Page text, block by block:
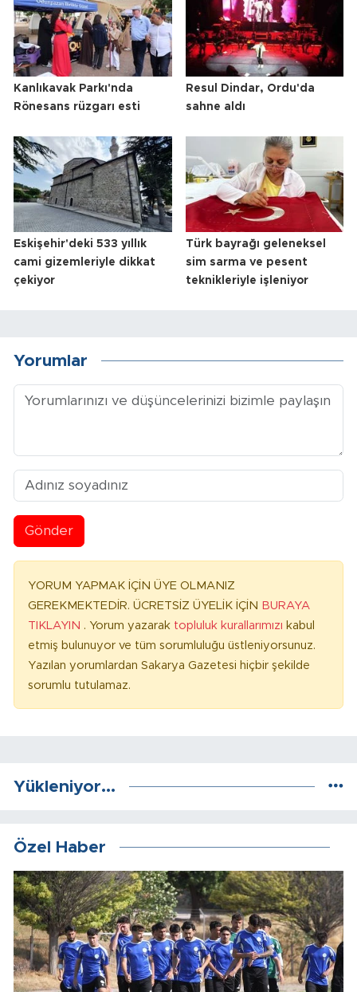
Kanlıkavak Parkı'nda
Rönesans rüzgarı esti
Resul Dindar, Ordu'da
sahne aldı
Eskişehir'deki 533 yıllık
cami gizemleriyle dikkat
çekiyor
Türk bayrağı geleneksel
sim sarma ve pesent
teknikleriyle işleniyor
Yorumlar
Gönder
YORUM YAPMAK İÇİN ÜYE OLMANIZ
GEREKMEKTEDİR. ÜCRETSİZ ÜYELİK İÇİN BURAYA
TIKLAYIN . Yorum yazarak topluluk kurallarımızı kabul
etmiş bulunuyor ve tüm sorumluluğu üstleniyorsunuz.
Yazılan yorumlardan Sakarya Gazetesi hiçbir şekilde
sorumlu tutulamaz.
Yükleniyor...
Özel Haber